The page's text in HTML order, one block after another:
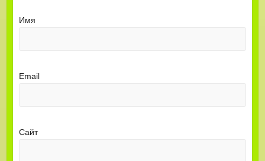
Имя
Email
Сайт